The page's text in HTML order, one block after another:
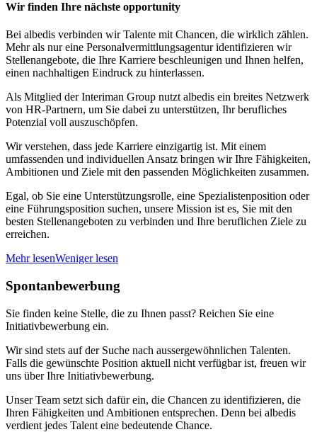
Wir finden Ihre nächste opportunity
Bei albedis verbinden wir Talente mit Chancen, die wirklich zählen.
Mehr als nur eine Personalvermittlungsagentur identifizieren wir
Stellenangebote, die Ihre Karriere beschleunigen und Ihnen helfen,
einen nachhaltigen Eindruck zu hinterlassen.
Als Mitglied der Interiman Group nutzt albedis ein breites Netzwerk
von HR-Partnern, um Sie dabei zu unterstützen, Ihr berufliches
Potenzial voll auszuschöpfen.
Wir verstehen, dass jede Karriere einzigartig ist. Mit einem
umfassenden und individuellen Ansatz bringen wir Ihre Fähigkeiten,
Ambitionen und Ziele mit den passenden Möglichkeiten zusammen.
Egal, ob Sie eine Unterstützungsrolle, eine Spezialistenposition oder
eine Führungsposition suchen, unsere Mission ist es, Sie mit den
besten Stellenangeboten zu verbinden und Ihre beruflichen Ziele zu
erreichen.
Mehr lesenWeniger lesen
Spontanbewerbung
Sie finden keine Stelle, die zu Ihnen passt? Reichen Sie eine
Initiativbewerbung ein.
Wir sind stets auf der Suche nach aussergewöhnlichen Talenten.
Falls die gewünschte Position aktuell nicht verfügbar ist, freuen wir
uns über Ihre Initiativbewerbung.
Unser Team setzt sich dafür ein, die Chancen zu identifizieren, die
Ihren Fähigkeiten und Ambitionen entsprechen. Denn bei albedis
verdient jedes Talent eine bedeutende Chance.